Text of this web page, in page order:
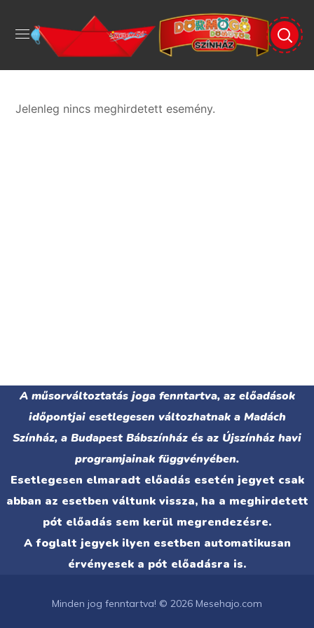
Jelenleg nincs meghirdetett esemény.
A műsorváltoztatás joga fenntartva, az előadások
időpontjai esetlegesen változhatnak a Madách
Színház, a Budapest Bábszínház és az Újszínház havi
programjainak függvényében.
Esetlegesen elmaradt előadás esetén jegyet csak
abban az esetben váltunk vissza, ha a meghirdetett
pót előadás sem kerül megrendezésre.
A foglalt jegyek ilyen esetben automatikusan
érvényesek a pót előadásra is.
Minden jog fenntartva! © 2026 Mesehajo.com